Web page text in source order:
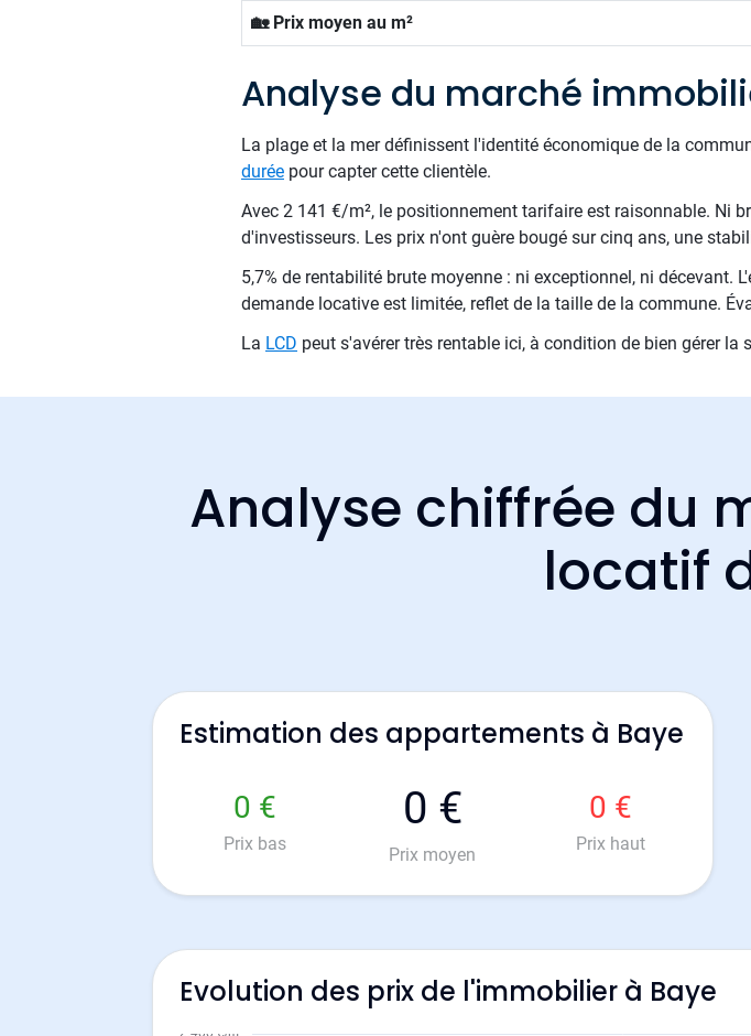
🏡 Prix moyen au m²
Analyse du marché
La plage et la mer définissent l'identité économique de la
durée pour capter cette clientèle.
Avec 2 141 €/m², le positionnement tarifaire est raisonnable. Ni
d'investisseurs. Les prix n'ont guère bougé sur cinq ans, une
5,7% de rentabilité brute moyenne : ni exceptionnel, ni décevant.
demande locative est limitée, reflet de la taille de la commune.
La LCD peut s'avérer très rentable ici, à condition de bien gérer
Analyse chiffrée du
locatif
Estimation des appartements à Baye
0 €
Prix bas
0 €
Prix moyen
0 €
Prix haut
Evolution des prix de l'immobilier à Baye